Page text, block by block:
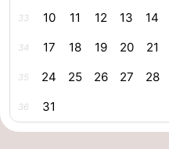
Kennermerland
Haarlem
Zandvoort
Südholland
Leiden
Bollenstreek
33 10 11 12 13 14
34 17 18 19 20 21
35 24 25 26 27 28
36 31